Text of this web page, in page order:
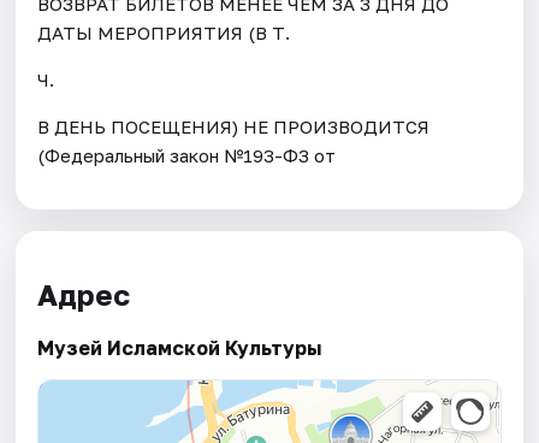
ДАТЫ МЕРОПРИЯТИЯ (В Т.
Ч.
В ДЕНЬ ПОСЕЩЕНИЯ) НЕ ПРОИЗВОДИТСЯ
(Федеральный закон №193-ФЗ от
Адрес
Музей Исламской Культуры